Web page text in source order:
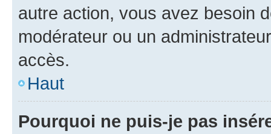
autre action, vous avez besoin
modérateur ou un
accès.
Haut
Pourquoi ne puis-je pas